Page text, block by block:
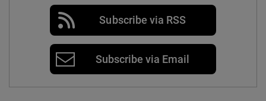
Subscribe via RSS
Subscribe via Email